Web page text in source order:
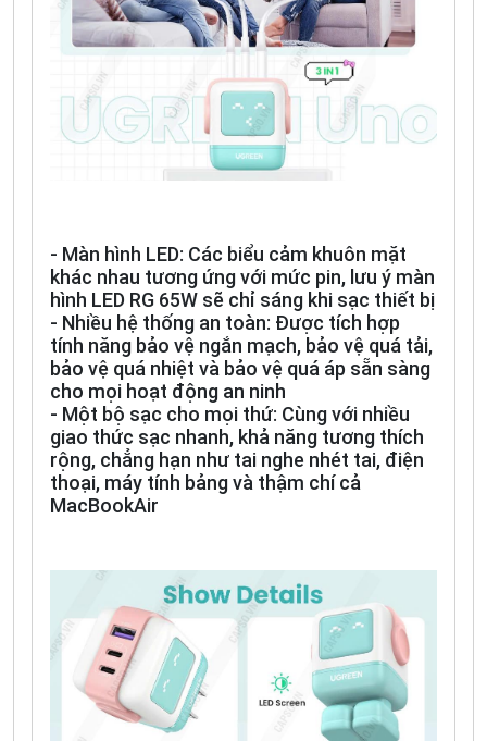
- Màn hình LED: Các biểu cảm khuôn mặt
khác nhau tương ứng với mức pin, lưu ý màn
hình LED RG 65W sẽ chỉ sáng khi sạc thiết bị
- Nhiều hệ thống an toàn: Được tích hợp
tính năng bảo vệ ngắn mạch, bảo vệ quá tải,
bảo vệ quá nhiệt và bảo vệ quá áp sẵn sàng
cho mọi hoạt động an ninh
- Một bộ sạc cho mọi thứ: Cùng với nhiều
giao thức sạc nhanh, khả năng tương thích
rộng, chẳng hạn như tai nghe nhét tai, điện
thoại, máy tính bảng và thậm chí cả
MacBookAir